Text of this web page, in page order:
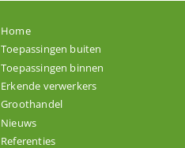
Home
Toepassingen buiten
Toepassingen binnen
Erkende verwerkers
Groothandel
Nieuws
Referenties